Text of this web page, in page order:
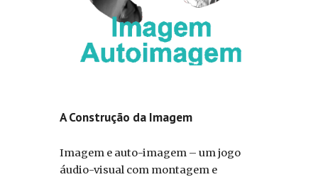
A Construção da Imagem
Imagem e auto-imagem – um jogo
áudio-visual com montagem e